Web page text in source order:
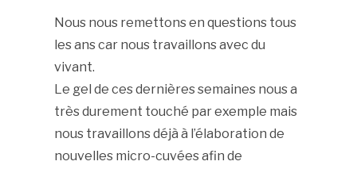
Nous nous remettons en questions tous
les ans car nous travaillons avec du
vivant.
Le gel de ces dernières semaines nous a
très durement touché par exemple mais
nous travaillons déjà à l’élaboration de
nouvelles micro-cuvées afin de